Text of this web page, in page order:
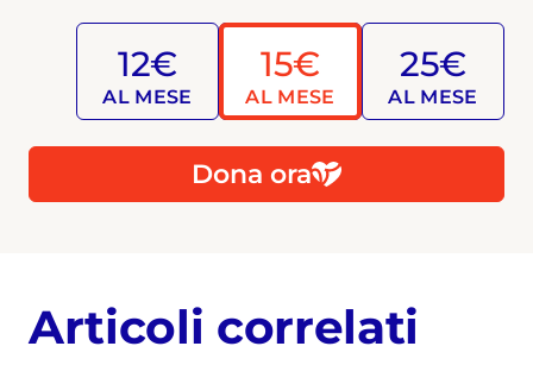
12€
AL MESE
15€
AL MESE
25€
AL MESE
Dona ora
Articoli correlati